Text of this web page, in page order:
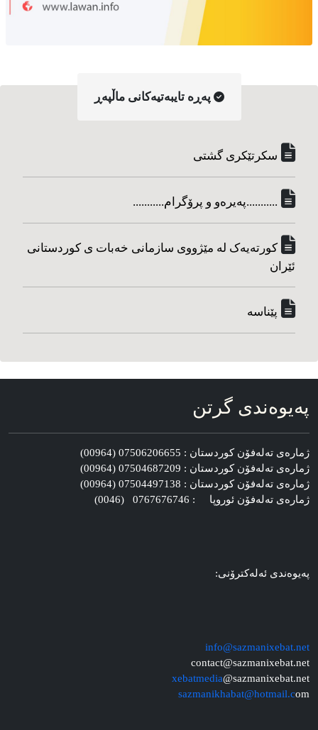
په‌ڕه‌ تایبه‌تیه‌کانی ماڵپه‌ڕ
سکرتێکری گشتی
...........په‌یره‌و و پرۆگرام...........
کورته‌یه‌ک له مێژووی سازمانی خه‌بات ی کوردستانی
ئێران
پێناسه‌
په‌یوه‌ندی گرتن
ژماره‌ی ته‌له‌فۆن کوردستان : 07506206655 (00964)
ژماره‌ی ته‌له‌فۆن کوردستان : 07504687209 (00964)
ژماره‌ی ته‌له‌فۆن کوردستان : 07504497138 (00964)
ژماره‌ی ته‌له‌فۆن ئوروپا : 0767676746 (0046)
په‌یوه‌ندی ئه‌له‌کترۆنی:
info@sazmanixebat.net
contact@sazmanixebat.net
xebatmedia@sazmanixebat.net
sazmanikhabat@hotmail.com